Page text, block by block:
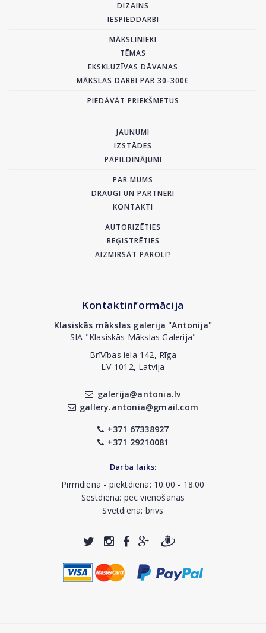
DIZAINS
IESPIEDDARBI
MĀKSLINIEKI
TĒMAS
EKSKLUZĪVAS DĀVANAS
MĀKSLAS DARBI PAR 30-300€
PIEDĀVĀT PRIEKŠMETUS
JAUNUMI
IZSTĀDES
PAPILDINĀJUMI
PAR MUMS
DRAUGI UN PARTNERI
KONTAKTI
AUTORIZĒTIES
REĢISTRĒTIES
AIZMIRSĀT PAROLI?
Kontaktinformācija
Klasiskās mākslas galerija "Antonija"
SIA "Klasiskās Mākslas Galerija"
Brīvības iela 142, Rīga
LV-1012, Latvija
galerija@antonia.lv
gallery.antonia@gmail.com
+371 67338927
+371 29210081
Darba laiks:
Pirmdiena - piektdiena: 10:00 - 18:00
Sestdiena: pēc vienošanās
Svētdiena: brīvs